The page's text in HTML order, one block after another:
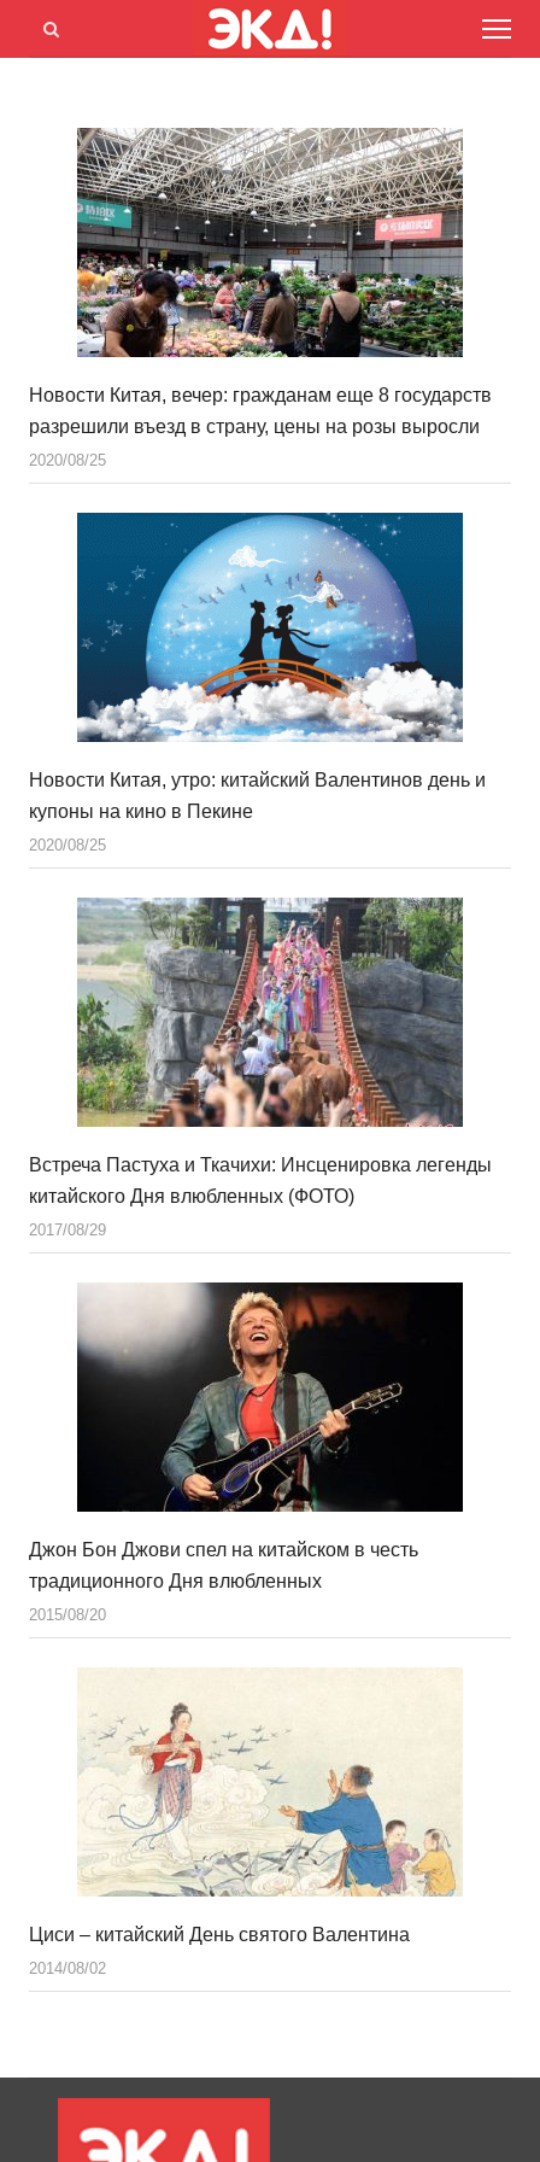
Menu
Открыть
Новости Китая, вечер: гражданам еще 8 государств
разрешили въезд в страну, цены на розы выросли
2020/08/25
Новости Китая, утро: китайский Валентинов день и
купоны на кино в Пекине
2020/08/25
Встреча Пастуха и Ткачихи: Инсценировка легенды
китайского Дня влюбленных (ФОТО)
2017/08/29
Джон Бон Джови спел на китайском в честь
традиционного Дня влюбленных
2015/08/20
Циси – китайский День святого Валентина
2014/08/02